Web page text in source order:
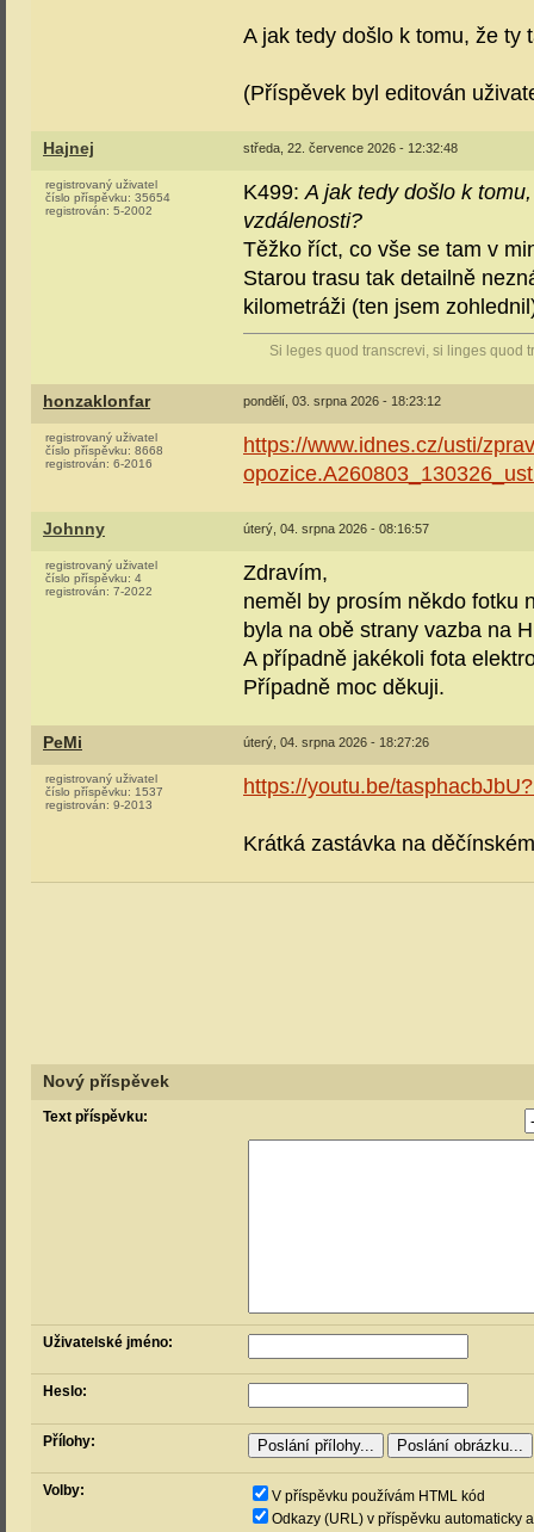
A jak tedy došlo k tomu, že ty
(Příspěvek byl editován
Hajnej středa, 22. července 2026 - 12:32:48
registrovaný uživatel
číslo příspěvku: 35654
registrován: 5-2002
K499:A jak tedy došlo k
vzdálenosti?
Těžko říct, co vše se tam v
Starou trasu tak detailně
kilometráži (ten jsem
Si leges quod transcrevi, si linges quod
honzaklonfar pondělí, 03. srpna 2026 - 18:23:12
registrovaný uživatel
číslo příspěvku: 8668
registrován: 6-2016
https://www.idnes.cz/usti/
Johnny úterý, 04. srpna 2026 - 08:16:57
registrovaný uživatel
číslo příspěvku: 4
registrován: 7-2022
Zdravím,
neměl by prosím někdo fotku
byla na obě strany vazba na
A případně jakékoli fota
Případně moc děkuji.
PeMi úterý, 04. srpna 2026 - 18:27:26
registrovaný uživatel
číslo příspěvku: 1537
registrován: 9-2013
https://youtu.be/
Krátká zastávka na
Nový příspěvek
Text příspěvku:
Uživatelské jméno:
Heslo:
Přílohy:
Volby:
V příspěvku používám HTML kód
Odkazy (URL) v příspěvku automaticky